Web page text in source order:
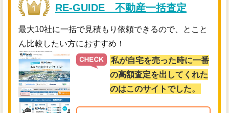
RE-GUIDE 不動産一括査定
最大10社に一括で見積もり依頼できるので、とこと
ん比較したい方におすすめ！
私が自宅を売った時に一番
の高額査定を出してくれた
のはこのサイトでした。